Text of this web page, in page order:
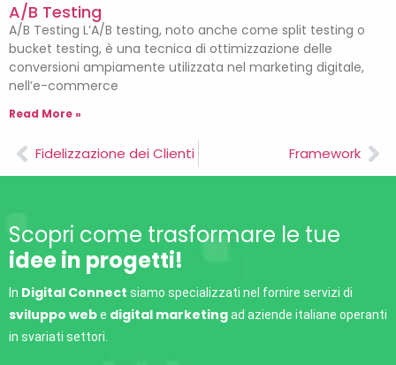
A/B Testing
A/B Testing L’A/B testing, noto anche come split testing o
bucket testing, è una tecnica di ottimizzazione delle
conversioni ampiamente utilizzata nel marketing digitale,
nell’e-commerce
Read More »
Fidelizzazione dei Clienti Framework
Scopri come trasformare le tue
idee in progetti!
In Digital Connect siamo specializzati nel fornire servizi di
sviluppo webe digital marketingad aziende italiane operanti
in svariati settori.